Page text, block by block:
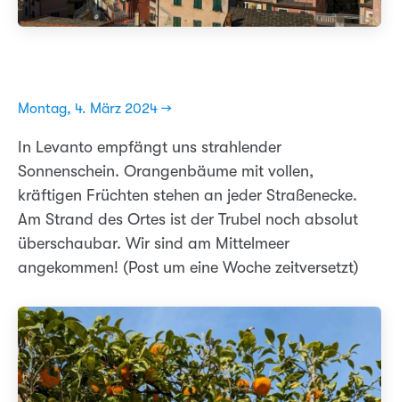
Montag, 4. März 2024 →
In Levanto empfängt uns strahlender
Sonnenschein. Orangenbäume mit vollen,
kräftigen Früchten stehen an jeder Straßenecke.
Am Strand des Ortes ist der Trubel noch absolut
überschaubar. Wir sind am Mittelmeer
angekommen! (Post um eine Woche zeitversetzt)